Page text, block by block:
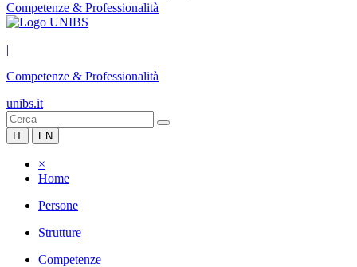
Competenze & Professionalità
|
Competenze & Professionalità
unibs.it
IT EN
×
Home
Persone
Strutture
Competenze